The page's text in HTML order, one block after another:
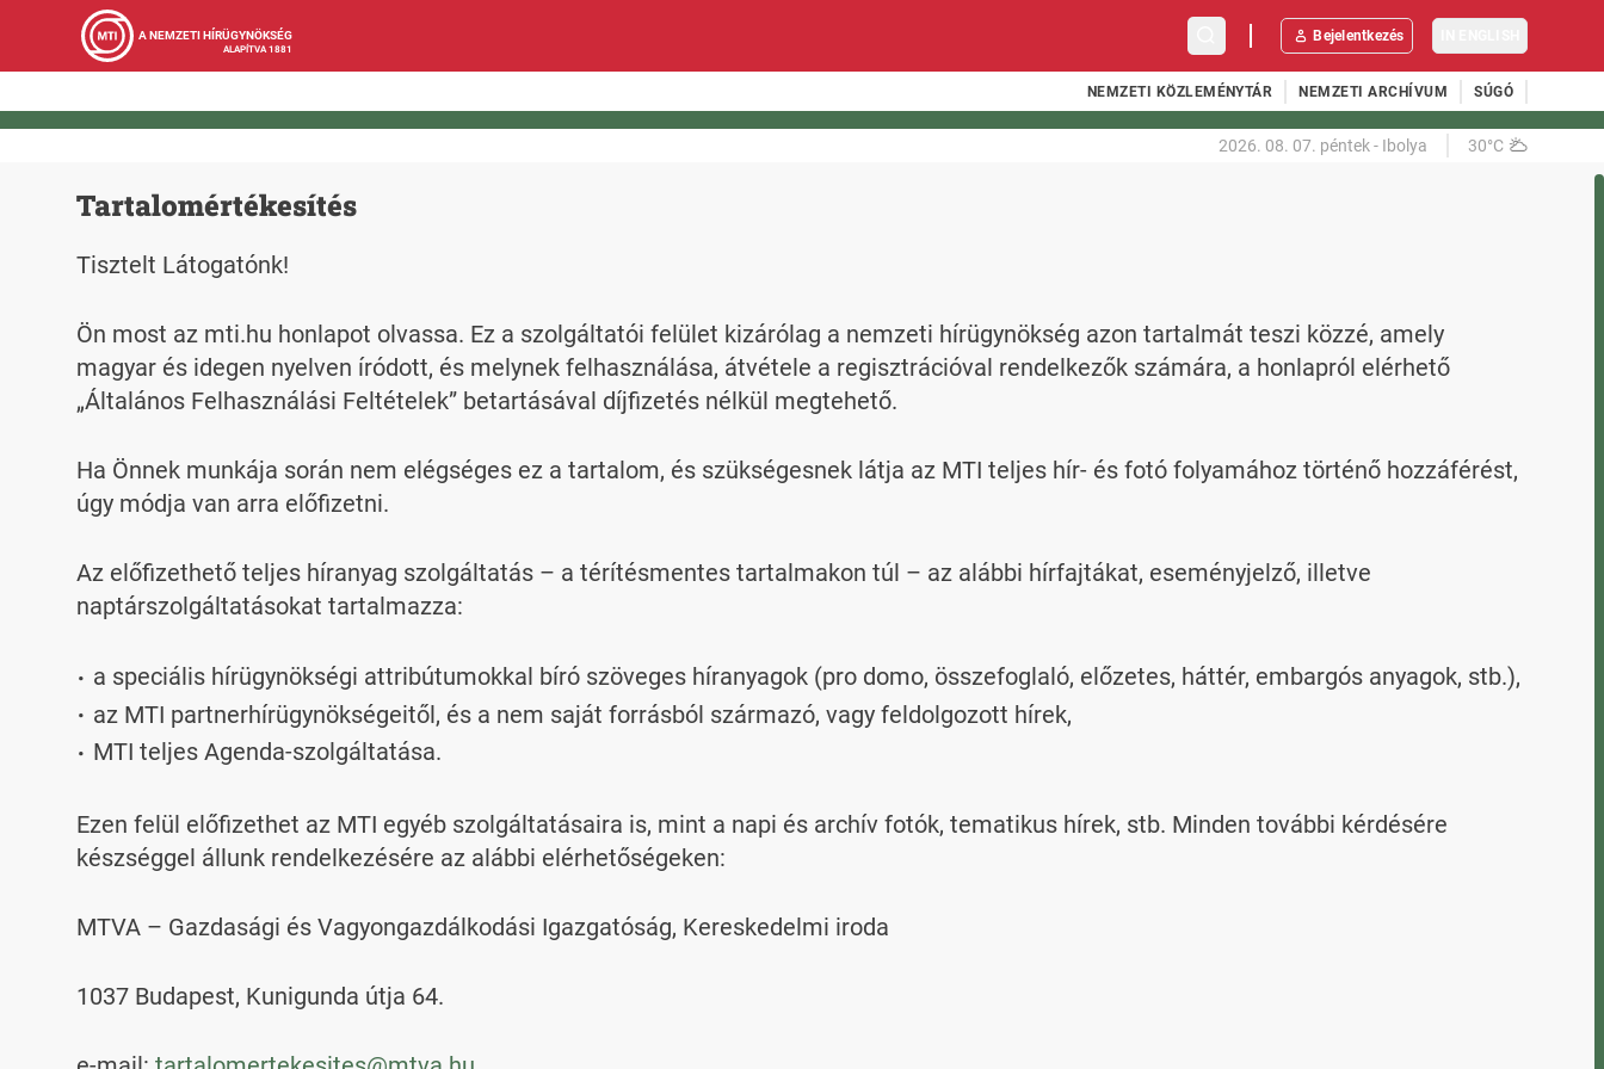
A NEMZETI HÍRÜGYNÖKSÉG
ALAPÍTVA 1881
Bejelentkezés
NEMZETI KÖZLEMÉNYTÁR NEMZETI ARCHÍVUM SÚGÓ
2026. 08. 07. péntek- Ibolya 30°C
Tartalomértékesítés
Tisztelt Látogatónk!
Ön most az mti.hu honlapot olvassa. Ez a szolgáltatói felület kizárólag a nemzeti hírügynökség azon tartalmát teszi közzé, amely
magyar és idegen nyelven íródott, és melynek felhasználása, átvétele a regisztrációval rendelkezők számára, a honlapról elérhető
„Általános Felhasználási Feltételek” betartásával díjfizetés nélkül megtehető.
Ha Önnek munkája során nem elégséges ez a tartalom, és szükségesnek látja az MTI teljes hír- és fotó folyamához történő hozzáférést,
úgy módja van arra előfizetni.
Az előfizethető teljes híranyag szolgáltatás – a térítésmentes tartalmakon túl – az alábbi hírfajtákat, eseményjelző, illetve
naptárszolgáltatásokat tartalmazza:
a speciális hírügynökségi attribútumokkal bíró szöveges híranyagok (pro domo, összefoglaló, előzetes, háttér, embargós anyagok, stb.),
az MTI partnerhírügynökségeitől, és a nem saját forrásból származó, vagy feldolgozott hírek,
MTI teljes Agenda-szolgáltatása.
Ezen felül előfizethet az MTI egyéb szolgáltatásaira is, mint a napi és archív fotók, tematikus hírek, stb. Minden további kérdésére
készséggel állunk rendelkezésére az alábbi elérhetőségeken:
MTVA – Gazdasági és Vagyongazdálkodási Igazgatóság, Kereskedelmi iroda
1037 Budapest, Kunigunda útja 64.